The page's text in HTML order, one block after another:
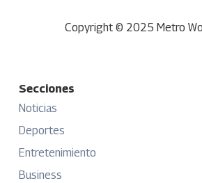
Copyright © 2025 Metro
Secciones
Noticias
Deportes
Entretenimiento
Business